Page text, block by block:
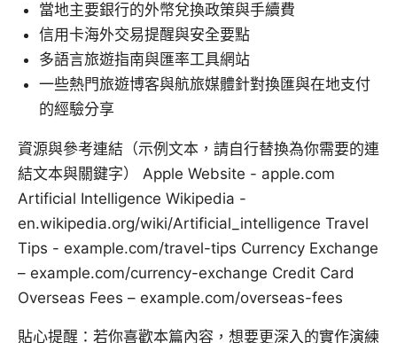
當地主要銀行的外幣兌換政策與手續費
信用卡海外交易提醒與安全要點
多語言旅遊指南與匯率工具網站
一些熱門旅遊博客與航旅媒體針對換匯與在地支付
的經驗分享
資源與參考連結（示例文本，請自行替換為你需要的連
結文本與關鍵字） Apple Website - apple.com
Artificial Intelligence Wikipedia -
en.wikipedia.org/wiki/Artificial_intelligence Travel
Tips - example.com/travel-tips Currency Exchange
– example.com/currency-exchange Credit Card
Overseas Fees – example.com/overseas-fees
貼心提醒：若你喜歡本篇內容，想要更深入的實作演練